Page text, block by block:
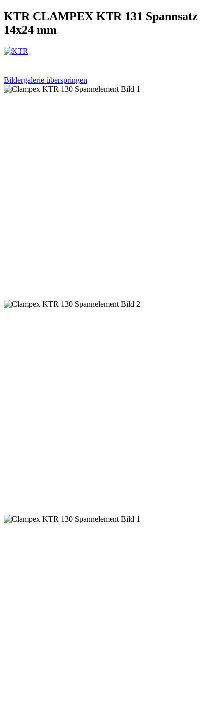
KTR CLAMPEX KTR 131 Spannsatz
14x24 mm
Bildergalerie überspringen